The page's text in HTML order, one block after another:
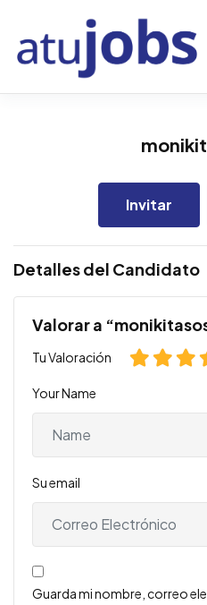
Invitar
Detalles del Candidato
Valorar a
Tu Valoración
Your Name
Su email
Guarda mi nombre, correo